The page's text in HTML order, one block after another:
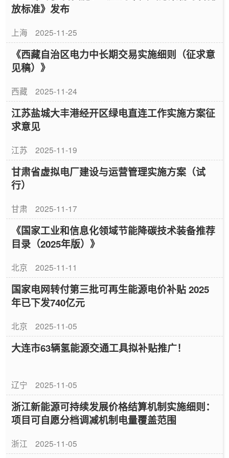
放标准》发布
上海 2025-11-25
《西藏自治区电力中长期交易实施细则（征求意
见稿）》
西藏 2025-11-24
江苏盐城大丰港经开区绿电直连工作实施方案征
求意见
江苏 2025-11-19
甘肃省虚拟电厂建设与运营管理实施方案（试
行）
甘肃 2025-11-17
《国家工业和信息化领域节能降碳技术装备推荐
目录（2025年版）》
北京 2025-11-11
国家电网转付第三批可再生能源电价补贴 2025
年已下发740亿元
北京 2025-11-05
大连市63辆氢能源交通工具拟补贴推广！
辽宁 2025-11-05
浙江新能源可持续发展价格结算机制实施细则：
项目可自愿分档调减机制电量覆盖范围
浙江 2025-11-05